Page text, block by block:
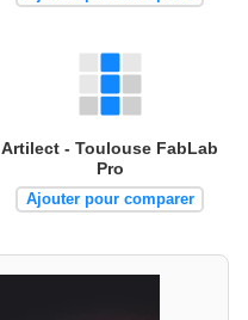
Artilect - Toulouse FabLab
Pro
Ajouter pour comparer